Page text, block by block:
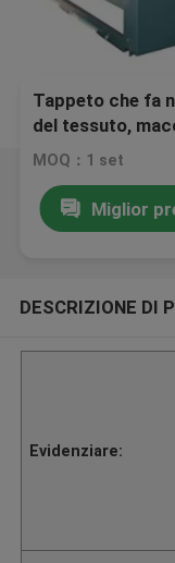
Tappeto che fa
del tessuto,
MOQ：1 set
Miglior
DESCRIZIONE DI
Evidenziare: